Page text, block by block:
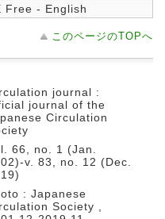
Free - English
このページのTOPへ
journal :
journal of the
Circulation
66, no. 1 (Jan.
v. 83, no. 12 (Dec.
: Japanese
Society ,